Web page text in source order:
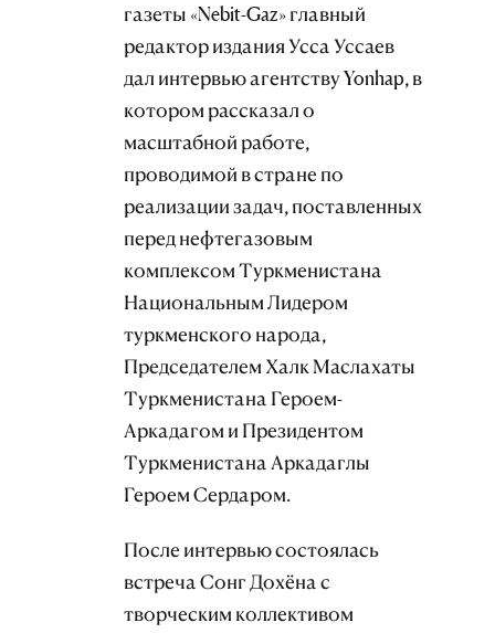
газеты «Nebit-Gaz» главный
редактор издания Усса Уссаев
дал интервью агентству Yonhap, в
котором рассказал о
масштабной работе,
проводимой в стране по
реализации задач, поставленных
перед нефтегазовым
комплексом Туркменистана
Национальным Лидером
туркменского народа,
Председателем Халк Маслахаты
Туркменистана Героем-
Аркадагом и Президентом
Туркменистана Аркадаглы
Героем Сердаром.
После интервью состоялась
встреча Сонг Дохёна с
творческим коллективом